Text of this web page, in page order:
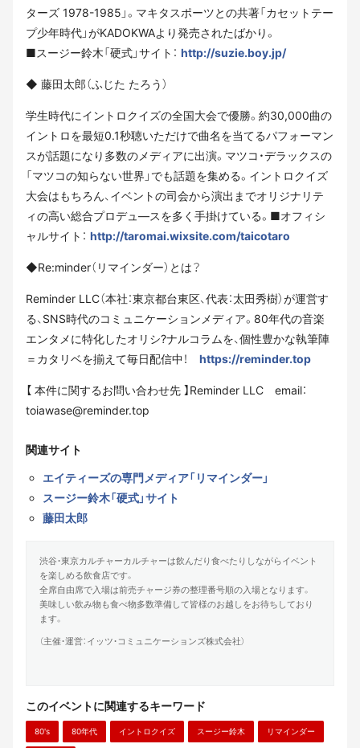
ターズ 1978-1985」。マキタスポーツとの共著「カセットテー
プ少年時代」がKADOKWAより発売されたばかり。
■スージー鈴木「硬式」サイト： http://suzie.boy.jp/
◆ 藤田太郎（ふじた たろう）
学生時代にイントロクイズの全国大会で優勝。約30,000曲の
イントロを最短0.1秒聴いただけで曲名を当てるパフォーマン
スが話題になり多数のメディアに出演。マツコ・デラックスの
「マツコの知らない世界」でも話題を集める。イントロクイズ
大会はもちろん、イベントの司会から演出までオリジナリテ
ィの高い総合プロデュ―スを多く手掛けている。■オフィシ
ャルサイト： http://taromai.wixsite.com/taicotaro
◆Re:minder（リマインダー）とは？
Reminder LLC（本社：東京都台東区、代表：太田秀樹）が運営す
る、SNS時代のコミュニケーションメディア。80年代の音楽
エンタメに特化したオリシ?ナルコラムを、個性豊かな執筆陣
＝カタリベを揃えて毎日配信中！ https://reminder.top
【 本件に関するお問い合わせ先 】Reminder LLC email：
toiawase@reminder.top
関連サイト
エイティーズの専門メディア「リマインダー」
スージー鈴木「硬式」サイト
藤田太郎
渋谷・東京カルチャーカルチャーは飲んだり食べたりしながらイベント
を楽しめる飲食店です。
全席自由席で入場は前売チャージ券の整理番号順の入場となります。
美味しい飲み物も食べ物多数準備して皆様のお越しをお待ちしており
ます。
（主催・運営：イッツ・コミュニケーションズ株式会社）
このイベントに関連するキーワード
80's 80年代 イントロクイズ スージー鈴木 リマインダー